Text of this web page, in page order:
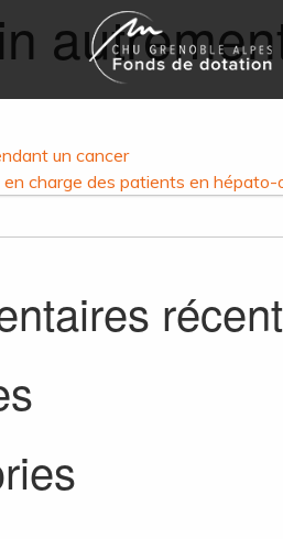
un cancer
en charge des patients en